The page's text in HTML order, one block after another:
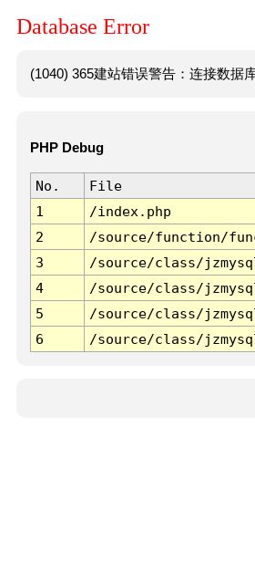
Database Error
(1040) 365建站错误警告：连接数据
PHP Debug
No. File
1
/index.php
2
/source/function/
3
/source/class/
4
/source/class/
5
/source/class/
6
/source/class/